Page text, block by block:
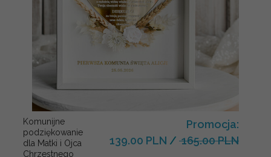
Komunijne
podziękowanie
dla Matki i Ojca
Chrzestnego
Promocja:
139.00 PLN / 165.00 PLN